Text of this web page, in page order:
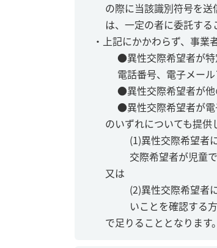
の際に当該識別符号を
は、一定の者に委託する
・上記にかかわらず、事業
●異性交際希望者が特
電話番号、電子メー
●異性交際希望者が他
●異性交際希望者が電
のいずれについても提供
(1)異性交際希望者
交際希望者が児童
又は
(2)異性交際希望者
いことを確認する
で足りることとなります。